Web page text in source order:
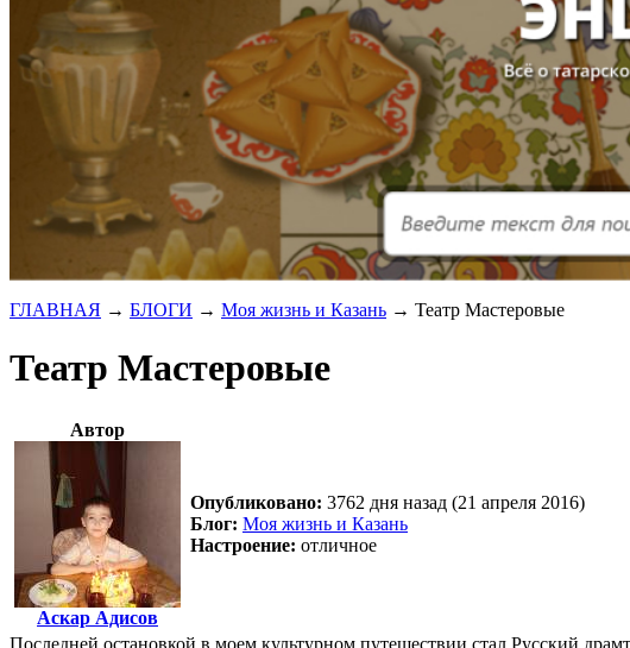
ГЛАВНАЯ → БЛОГИ → Моя жизнь и Казань → Театр Мастеровые
Театр Мастеровые
Автор
Аскар Адисов
Опубликовано: 3762 дня назад (21 апреля 2016)
Блог: Моя жизнь и Казань
Настроение: отличное